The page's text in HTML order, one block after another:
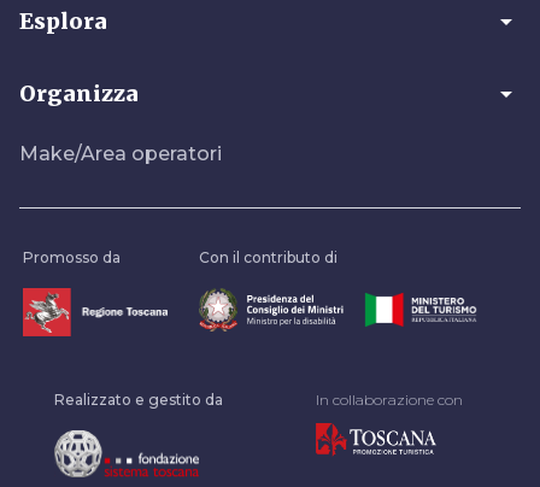
Esplora arrow_drop_down
Organizza arrow_drop_down
Make/Area operatori
Promosso da Con il contributo di
Realizzato e gestito da In collaborazione con